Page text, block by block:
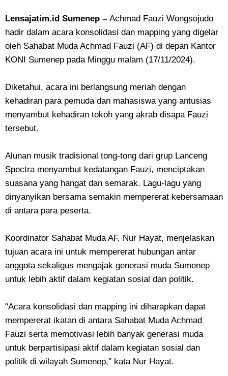
Lensajatim.id Sumenep – Achmad Fauzi Wongsojudo
hadir dalam acara konsolidasi dan mapping yang digelar
oleh Sahabat Muda Achmad Fauzi (AF) di depan Kantor
KONI Sumenep pada Minggu malam (17/11/2024).
Diketahui, acara ini berlangsung meriah dengan
kehadiran para pemuda dan mahasiswa yang antusias
menyambut kehadiran tokoh yang akrab disapa Fauzi
tersebut.
Alunan musik tradisional tong-tong dari grup Lanceng
Spectra menyambut kedatangan Fauzi, menciptakan
suasana yang hangat dan semarak. Lagu-lagu yang
dinyanyikan bersama semakin mempererat kebersamaan
di antara para peserta.
Koordinator Sahabat Muda AF, Nur Hayat, menjelaskan
tujuan acara ini untuk mempererat hubungan antar
anggota sekaligus mengajak generasi muda Sumenep
untuk lebih aktif dalam kegiatan sosial dan politik.
"Acara konsolidasi dan mapping ini diharapkan dapat
mempererat ikatan di antara Sahabat Muda Achmad
Fauzi serta memotivasi lebih banyak generasi muda
untuk berpartisipasi aktif dalam kegiatan sosial dan
politik di wilayah Sumenep," kata Nur Hayat.